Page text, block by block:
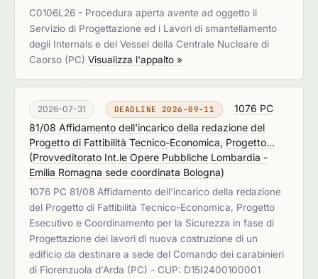
C0106L26 - Procedura aperta avente ad oggetto il
Servizio di Progettazione ed i Lavori di smantellamento
degli Internals e del Vessel della Centrale Nucleare di
Caorso (PC) Visualizza l'appalto »
2026-07-31 DEADLINE 2026-09-11
1076 PC
81/08 Affidamento dell'incarico della redazione del
Progetto di Fattibilità Tecnico-Economica, Progetto...
(Provveditorato Int.le Opere Pubbliche Lombardia -
Emilia Romagna sede coordinata Bologna)
1076 PC 81/08 Affidamento dell'incarico della redazione
del Progetto di Fattibilità Tecnico-Economica, Progetto
Esecutivo e Coordinamento per la Sicurezza in fase di
Progettazione dei lavori di nuova costruzione di un
edificio da destinare a sede del Comando dei carabinieri
di Fiorenzuola d'Arda (PC) - CUP: D15I2400100001